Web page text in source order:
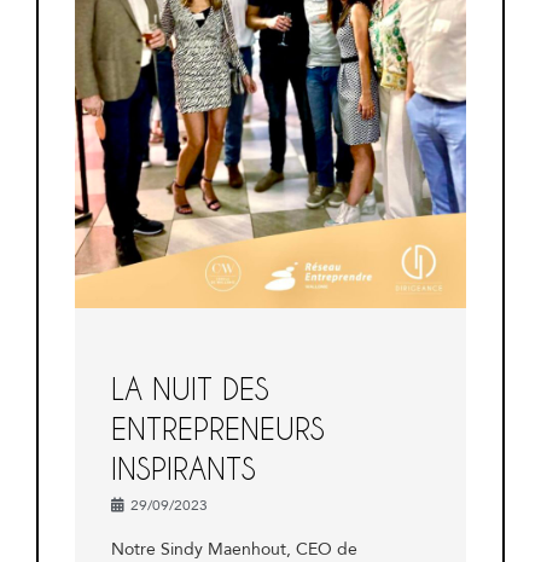
LA NUIT DES
ENTREPRENEURS
INSPIRANTS
29/09/2023
Notre Sindy Maenhout, CEO de